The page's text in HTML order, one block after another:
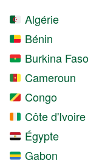
Algérie
Bénin
Burkina Faso
Cameroun
Congo
Côte d'Ivoire
Égypte
Gabon